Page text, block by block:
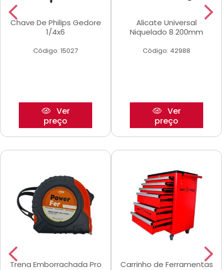
Chave De Philips Gedore
1/4x6
Código: 15027
Ver
preço
Alicate Universal
Niquelado 8 200mm
Código: 42988
Ver
preço
Trena Emborrachada Pro
Carrinho de Ferramentas